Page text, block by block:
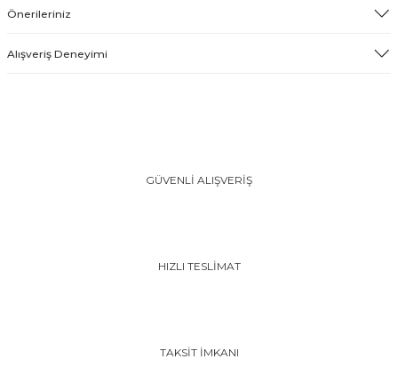
Önerileriniz
Alışveriş Deneyimi
GÜVENLİ ALIŞVERİŞ
HIZLI TESLİMAT
TAKSİT İMKANI